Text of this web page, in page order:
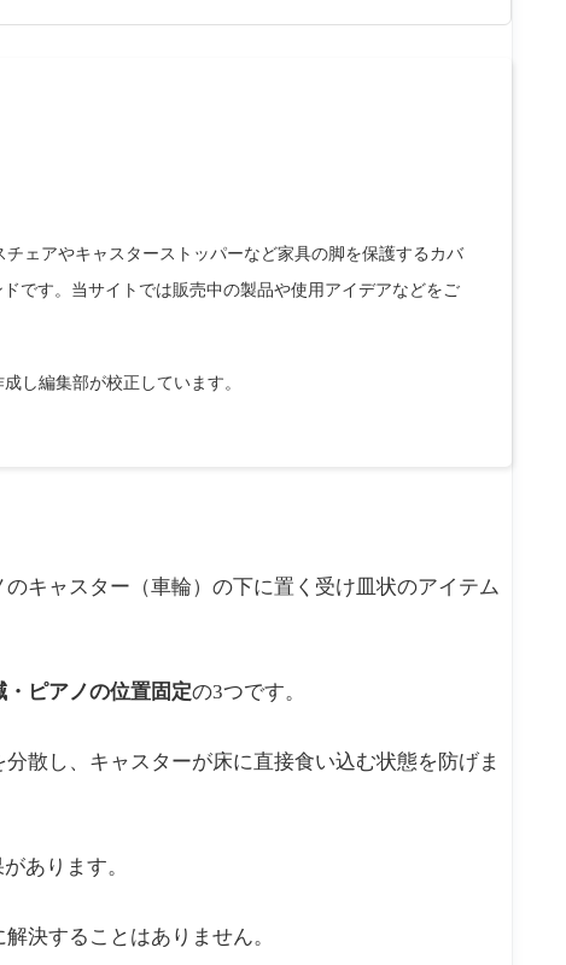
ェアやキャスターストッパーなど家具の脚を保護するカバ
です。当サイトでは販売中の製品や使用アイデアなどをご
し編集部が校正しています。
キャスター（車輪）の下に置く受け皿状のアイテム
ピアノの位置固定の3つです。
散し、キャスターが床に直接食い込む状態を防げま
あります。
決することはありません。